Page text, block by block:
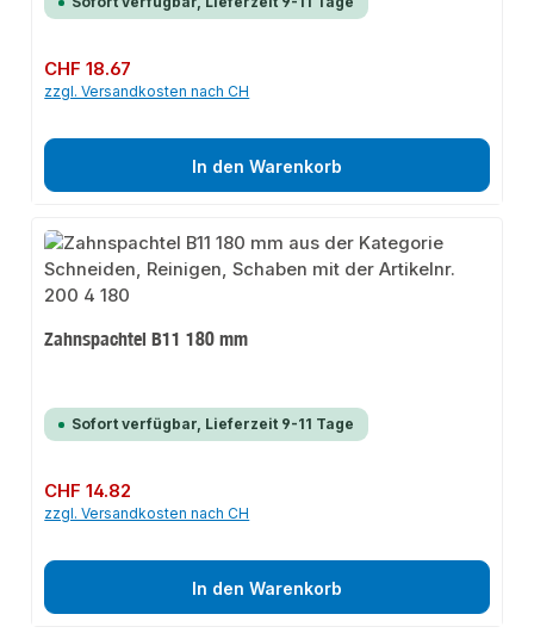
Regulärer Preis:
CHF 18.67
zzgl. Versandkosten nach CH
In den Warenkorb
Zahnspachtel B11 180 mm
Sofort verfügbar, Lieferzeit 9-11 Tage
Regulärer Preis:
CHF 14.82
zzgl. Versandkosten nach CH
In den Warenkorb